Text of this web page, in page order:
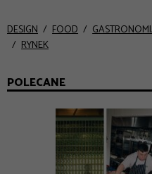
DESIGN FOOD
RYNEK
POLECANE